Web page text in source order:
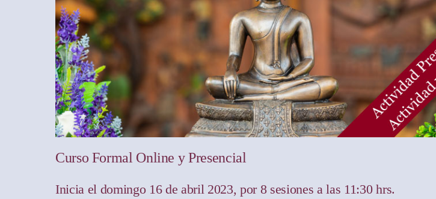
Curso Formal Online y Presencial
Inicia el domingo 16 de abril 2023, por 8 sesiones a las 11:30 hrs.